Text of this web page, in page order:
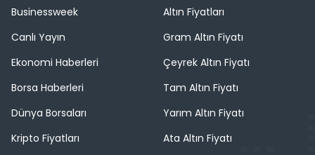
Businessweek
Canlı Yayın
Ekonomi Haberleri
Borsa Haberleri
Dünya Borsaları
Kripto Fiyatları
Altın Fiyatları
Gram Altın Fiyatı
Çeyrek Altın Fiyatı
Tam Altın Fiyatı
Yarım Altın Fiyatı
Ata Altın Fiyatı